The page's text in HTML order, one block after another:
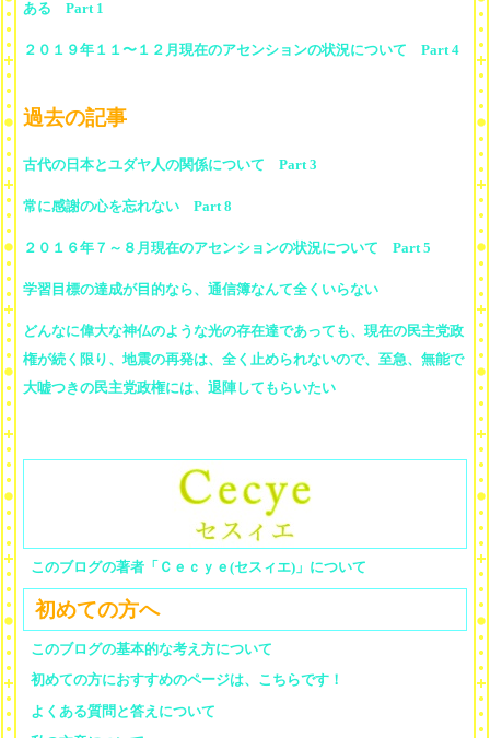
ある Part 1
２０１９年１１〜１２月現在のアセンションの状況について Part 4
過去の記事
古代の日本とユダヤ人の関係について Part 3
常に感謝の心を忘れない Part 8
２０１６年７～８月現在のアセンションの状況について Part 5
学習目標の達成が目的なら、通信簿なんて全くいらない
どんなに偉大な神仏のような光の存在達であっても、現在の民主党政
権が続く限り、地震の再発は、全く止められないので、至急、無能で
大嘘つきの民主党政権には、退陣してもらいたい
このブログの著者「Ｃｅｃｙｅ(セスィエ)」について
初めての方へ
このブログの基本的な考え方について
初めての方におすすめのページは、こちらです！
よくある質問と答えについて